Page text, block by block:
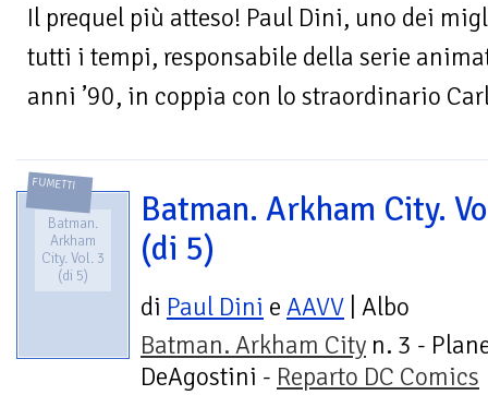
Il prequel più atteso! Paul Dini, uno dei
tutti i tempi, responsabile della serie
anni ’90, in coppia con lo straordinario
FUMETTI
Batman.
Arkham
City. Vol. 3
(di 5)
Batman. Arkham City.
(di 5)
di Paul Dini e AAVV | Albo
Batman. Arkham City n. 3 -
DeAgostini - Reparto DC Comics